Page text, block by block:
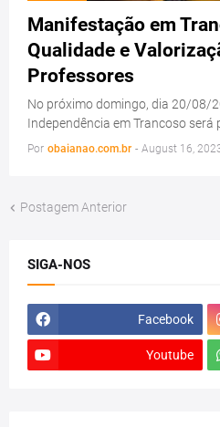
Manifestação em
Qualidade e
Professores
No próximo domingo, dia 20/08/
Independência em Trancoso será
Por obaianao.com.br - August 16,
Postagem Anterior
SIGA-NOS
Facebook
Youtube